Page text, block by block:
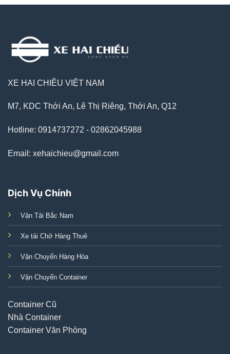
XE HAI CHIỀU VIỆT NAM
M7, KDC Thới An, Lê Thị Riêng, Thới An, Q12
Hotline: 0914737272 - 02862045988
Email: xehaichieu@gmail.com
Dịch Vụ Chính
Vận Tải Bắc Nam
Xe tải Chở Hàng Thuê
Vận Chuyển Hàng Hóa
Vận Chuyển Container
Container Cũ
Nhà Container
Container Văn Phòng